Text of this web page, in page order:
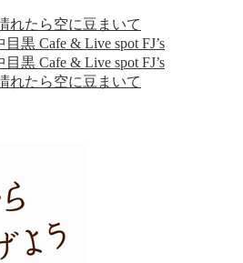
れたら空に豆まいて
黒 Cafe & Live spot FJ’s
黒 Cafe & Live spot FJ’s
れたら空に豆まいて